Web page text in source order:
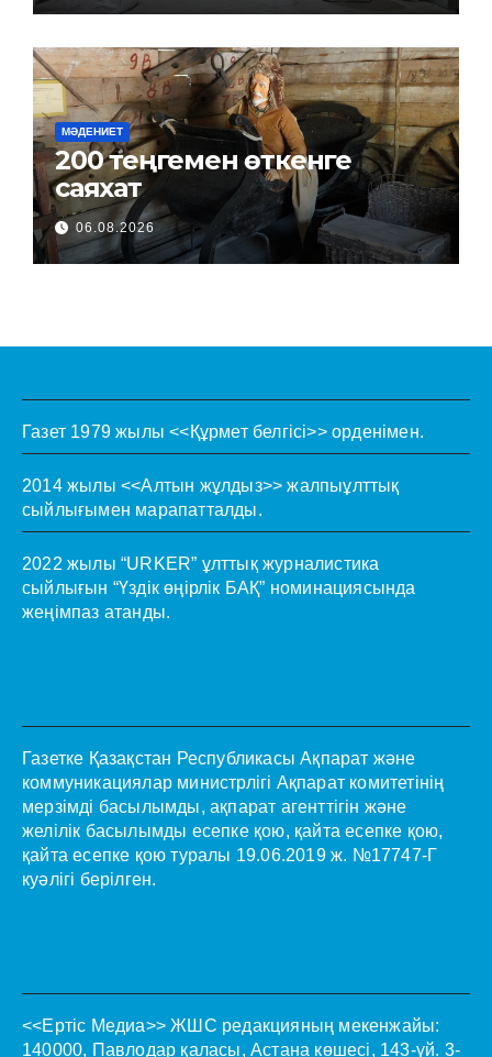
МӘДЕНИЕТ
200 теңгемен өткенге
саяхат
06.08.2026
Газет 1979 жылы <<Құрмет белгісі>> орденімен.
2014 жылы <<Алтын жұлдыз>> жалпыұлттық
сыйлығымен марапатталды.
2022 жылы “URKER” ұлттық журналистика
сыйлығын “Үздік өңірлік БАҚ” номинациясында
жеңімпаз атанды.
Газетке Қазақстан Республикасы Ақпарат және
коммуникациялар министрлігі Ақпарат комитетінің
мерзімді басылымды, ақпарат агенттігін және
желілік басылымды есепке қою, қайта есепке қою,
қайта есепке қою туралы 19.06.2019 ж. №17747-Г
куәлігі берілген.
<<Ертіс Медиа>> ЖШС редакцияның мекенжайы:
140000, Павлодар қаласы, Астана көшесі, 143-үй. 3-